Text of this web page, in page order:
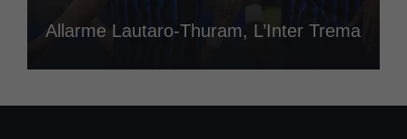
Allarme Lautaro-Thuram, L’Inter Trema